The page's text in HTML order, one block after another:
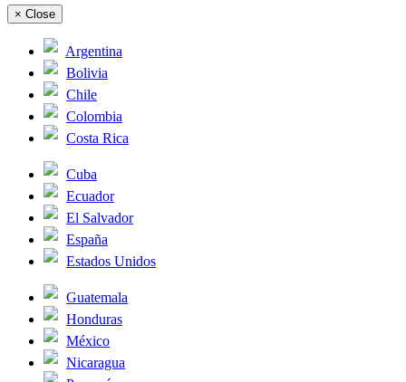
× Close
Argentina
Bolivia
Chile
Colombia
Costa Rica
Cuba
Ecuador
El Salvador
España
Estados Unidos
Guatemala
Honduras
México
Nicaragua